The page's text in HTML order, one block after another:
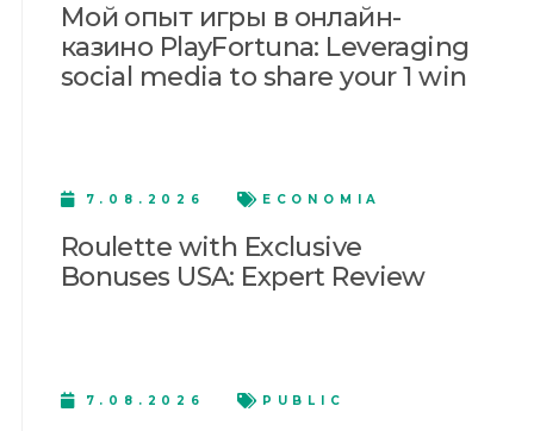
Мой опыт игры в онлайн-
казино PlayFortuna: Leveraging
social media to share your 1 win
7.08.2026 ECONOMIA
Roulette with Exclusive
Bonuses USA: Expert Review
7.08.2026 PUBLIC